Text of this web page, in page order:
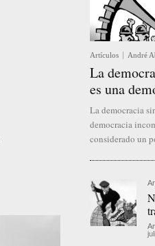
Artículos André
La
es una
La democracia
democracia
considerado un